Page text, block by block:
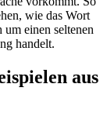
wie das Wort
einen seltenen
handelt.
aus